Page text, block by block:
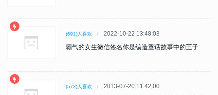
(691)人喜欢 2022-10-22 13:48:03
霸气的女生微信签名你是编造童话故事中的王子
(573)人喜欢 2013-07-20 11:42:00